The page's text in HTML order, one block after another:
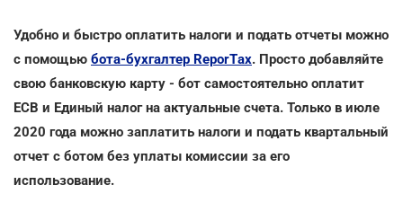
Удобно и быстро оплатить налоги и подать отчеты можно
с помощью бота-бухгалтер ReporTах. Просто добавляйте
свою банковскую карту - бот самостоятельно оплатит
ЕСВ и Единый налог на актуальные счета. Только в июле
2020 года можно заплатить налоги и подать квартальный
отчет с ботом без уплаты комиссии за его
использование.